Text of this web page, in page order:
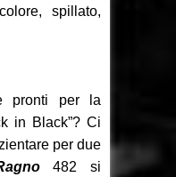
di Sy Barry -
Maynard 1
spillato,
pronti per la
in Black”? Ci
per due
482 si